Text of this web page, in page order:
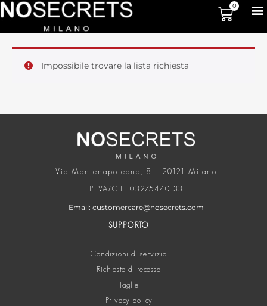
0
Impossibile trovare la lista richiesta
Via Montenapoleone, 8 – 20121 Milano
P.IVA/C.F. 03275440133
Email: customercare@nosecrets.com
SUPPORTO
Condizioni di servizio
Richiesta di recesso
Taglie
Privacy policy